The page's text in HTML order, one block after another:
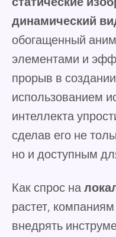
динамический
обогащенный
элементами и
прорыв в
использованием
интеллекта
сделав его не
но и доступным
Как спрос на
растет,
внедрять